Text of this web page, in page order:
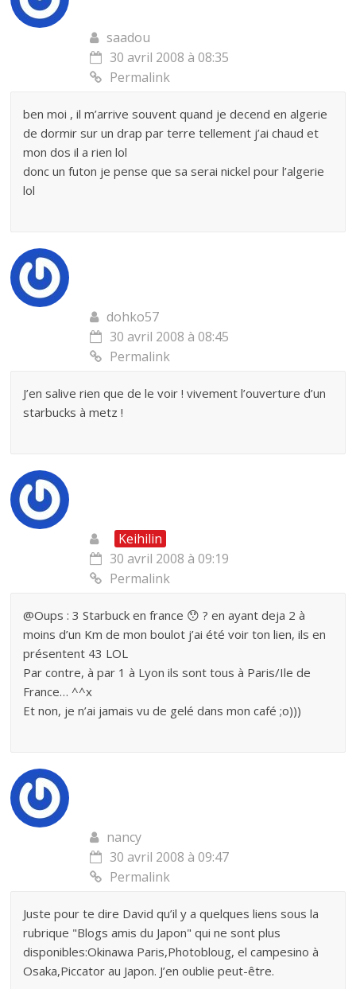
saadou
30 avril 2008 à 08:35
Permalink
ben moi , il m’arrive souvent quand je decend en algerie
de dormir sur un drap par terre tellement j’ai chaud et
mon dos il a rien lol
donc un futon je pense que sa serai nickel pour l’algerie
lol
dohko57
30 avril 2008 à 08:45
Permalink
J’en salive rien que de le voir ! vivement l’ouverture d’un
starbucks à metz !
Keihilin
30 avril 2008 à 09:19
Permalink
@Oups : 3 Starbuck en france 😯 ? en ayant deja 2 à
moins d’un Km de mon boulot j’ai été voir ton lien, ils en
présentent 43 LOL
Par contre, à par 1 à Lyon ils sont tous à Paris/Ile de
France… ^^x
Et non, je n’ai jamais vu de gelé dans mon café ;o)))
nancy
30 avril 2008 à 09:47
Permalink
Juste pour te dire David qu’il y a quelques liens sous la
rubrique "Blogs amis du Japon" qui ne sont plus
disponibles:Okinawa Paris,Photobloug, el campesino à
Osaka,Piccator au Japon. J’en oublie peut-être.